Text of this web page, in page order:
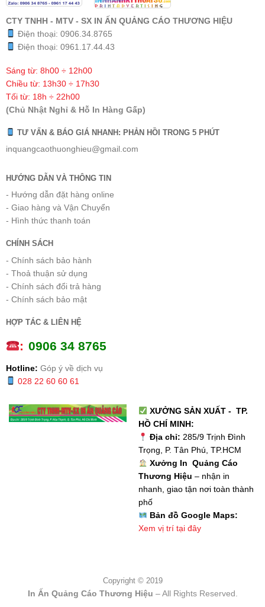
CTY TNHH - MTV - SX IN ẤN QUẢNG CÁO THƯƠNG HIỆU
Điện thoại: 0906.34.8765
Điện thoại: 0961.17.44.43
Sáng từ: 8h00 ÷ 12h00
Chiều từ: 13h30 ÷ 17h30
Tối từ: 18h ÷ 22h00
(Chủ Nhật Nghỉ & Hỗ In Hàng Gấp)
TƯ VẤN & BÁO GIÁ NHANH: PHẢN HỒI TRONG 5 PHÚT
inquangcaothuonghieu@gmail.com
HƯỚNG DẪN VÀ THÔNG TIN
- Hướng dẫn đặt hàng online
- Giao hàng và Vận Chuyển
- Hình thức thanh toán
CHÍNH SÁCH
- Chính sách bảo hành
- Thoả thuận sử dụng
- Chính sách đổi trả hàng
- Chính sách bảo mật
HỢP TÁC & LIÊN HỆ
: 0906 34 8765
Hotline: Góp ý về dịch vụ
028 22 60 60 61
XƯỞNG SẢN XUẤT - TP.
HỒ CHÍ MINH:
Địa chỉ: 285/9 Trịnh Đình
Trọng, P. Tân Phú, TP.HCM
Xưởng In Quảng Cáo
Thương Hiệu – nhận in
nhanh, giao tận nơi toàn thành
phố
Bản đồ Google Maps:
Xem vị trí tại đây
Copyright © 2019
In Ấn Quảng Cáo Thương Hiệu – All Rights Reserved.